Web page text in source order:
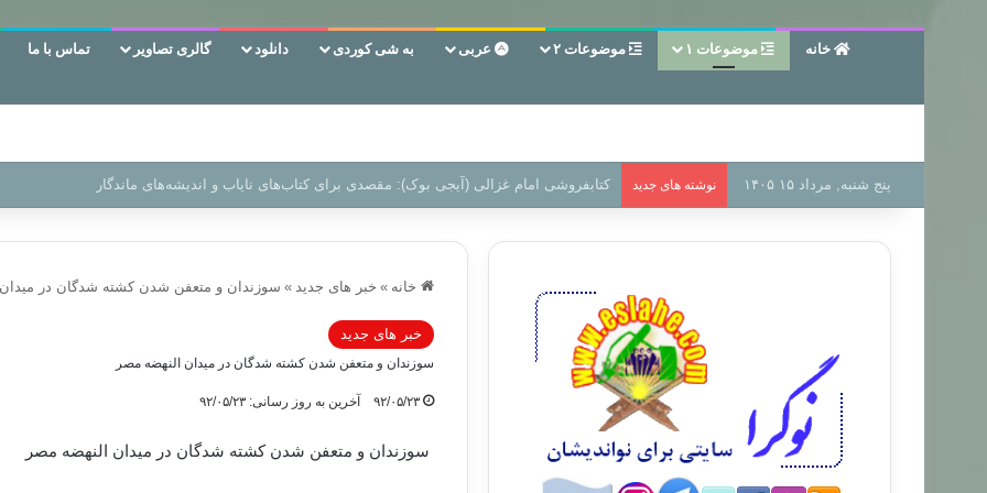
خانه موضوعات ۱ موضوعات ۲ عربی به شی کوردی دانلود گالری تصاویر تماس با ما
پنج شنبه, مرداد ۱۵ ۱۴۰۵ نوشته های جدید سر دفتر فساد در زمین‌، دوری وکناره‌گیری از راه خداست‌!
خانه » خبر های جدید » سوزندان و متعفن شدن کشته شدگان در میدان
خبر های جدید
سوزندان و متعفن شدن کشته شدگان در میدان النهضه مصر
۹۲/۰۵/۲۳ آخرین به روز رسانی: ۹۲/۰۵/۲۳
سوزندان و متعفن شدن کشته شدگان در میدان النهضه مصر